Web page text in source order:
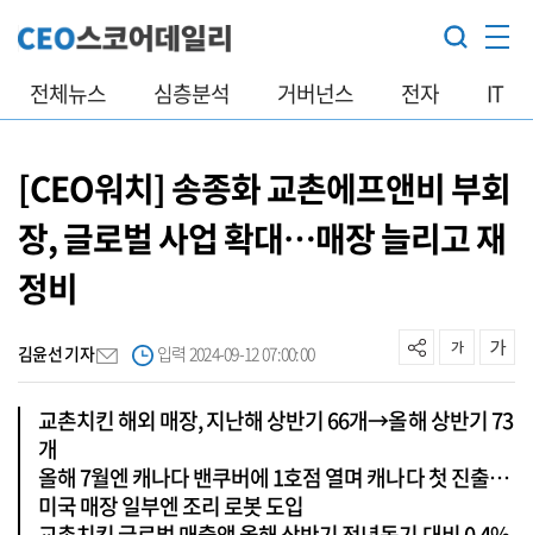
전체뉴스 심층분석 거버넌스 전자 IT
[CEO워치] 송종화 교촌에프앤비 부회
장, 글로벌 사업 확대…매장 늘리고 재
정비
김윤선 기자 입력 2024-09-12 07:00:00
교촌치킨 해외 매장, 지난해 상반기 66개→올해 상반기 73
개
올해 7월엔 캐나다 밴쿠버에 1호점 열며 캐나다 첫 진출…
미국 매장 일부엔 조리 로봇 도입